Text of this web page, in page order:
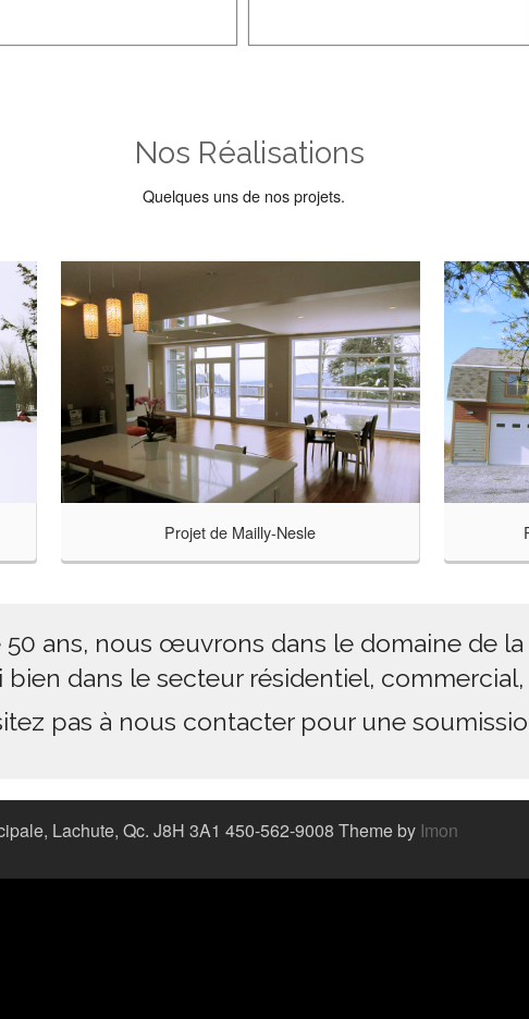
Nos Réalisations
Quelques uns de nos projets.
Projet de Mailly-Nesle
50 ans, nous œuvrons dans le domaine de
dans le secteur résidentiel, commercial,
pas à nous contacter pour une
Lachute, Qc. J8H 3A1 450-562-9008 Theme by Imon